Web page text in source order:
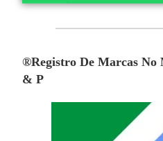
®Registro De Marcas
& P